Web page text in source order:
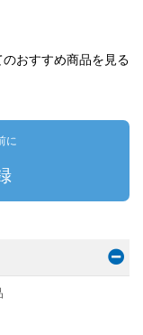
のおすすめ商品を見る
に